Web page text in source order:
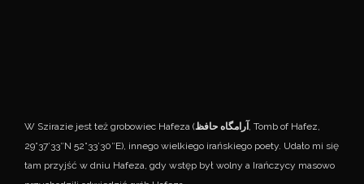
W Szirazie jest też grobowiec Hafeza (آرامگاه حافظ , Tomb of Hafez,
29°37’33″N 52°33’30″E), innego wielkiego irańskiego poety. Udało mi się
tam przyjść w dniu Hafeza, gdy wstęp był wolny a Irańczycy masowo